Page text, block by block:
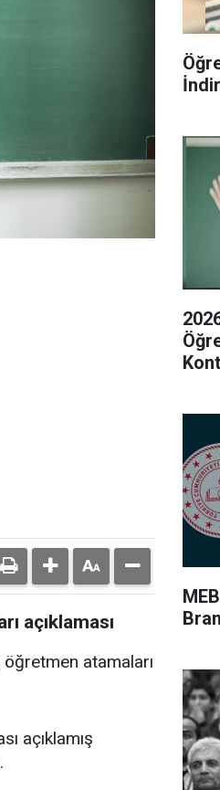
açıklaması
atamaları
açıklamış